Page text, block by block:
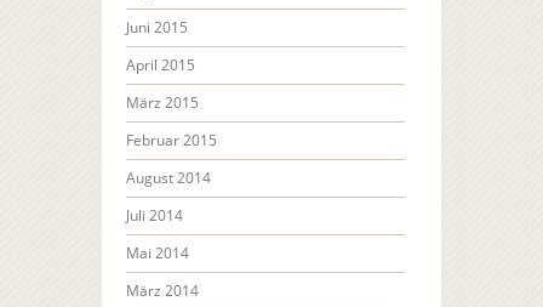
Juni 2015
April 2015
März 2015
Februar 2015
August 2014
Juli 2014
Mai 2014
März 2014